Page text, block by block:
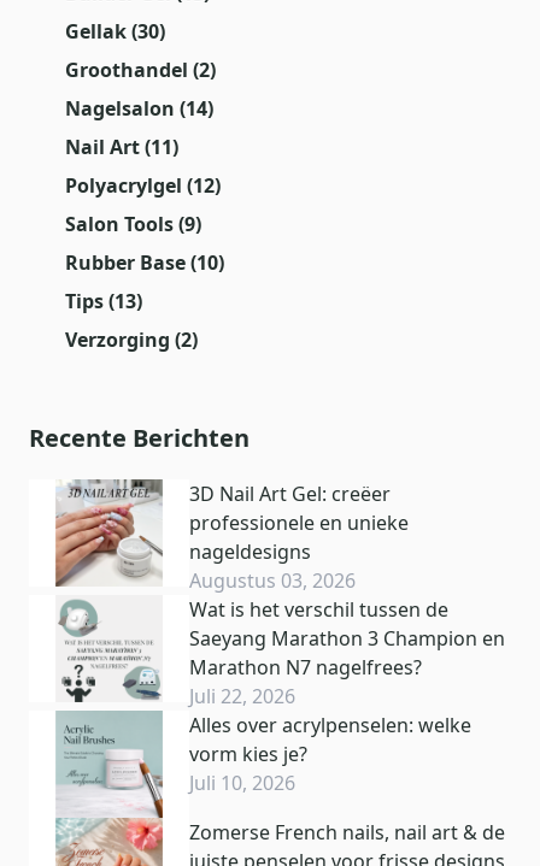
Gellak(30)
Groothandel (2)
Nagelsalon (14)
Nail Art(11)
Polyacrylgel (12)
Salon Tools(9)
Rubber Base(10)
Tips(13)
Verzorging (2)
Recente Berichten
3D Nail Art Gel: creëer
professionele en unieke
nageldesigns
Augustus 03, 2026
Wat is het verschil tussen de
Saeyang Marathon 3 Champion en
Marathon N7 nagelfrees?
Juli 22, 2026
Alles over acrylpenselen: welke
vorm kies je?
Juli 10, 2026
Zomerse French nails, nail art & de
juiste penselen voor frisse designs